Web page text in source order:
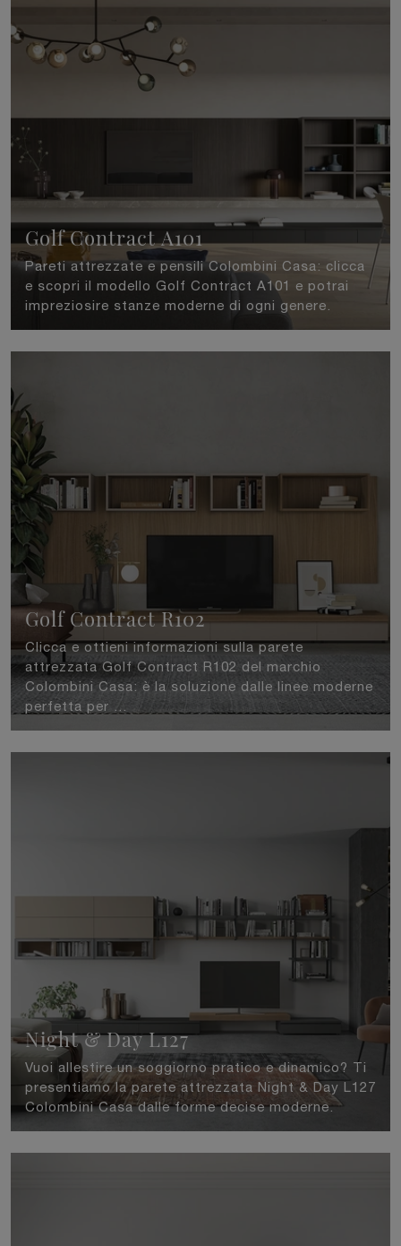
Golf Contract A101
Pareti attrezzate e pensili Colombini Casa: clicca
e scopri il modello Golf Contract A101 e potrai
impreziosire stanze moderne di ogni genere.
Golf Contract R102
Clicca e ottieni informazioni sulla parete
attrezzata Golf Contract R102 del marchio
Colombini Casa: è la soluzione dalle linee moderne
perfetta per ...
Night & Day L127
Vuoi allestire un soggiorno pratico e dinamico? Ti
presentiamo la parete attrezzata Night & Day L127
Colombini Casa dalle forme decise moderne.